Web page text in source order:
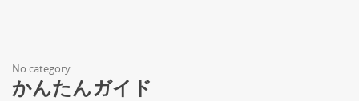
No category
かんたんガイド